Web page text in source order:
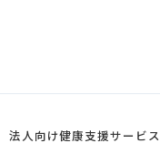
法人向け健康支援サービス